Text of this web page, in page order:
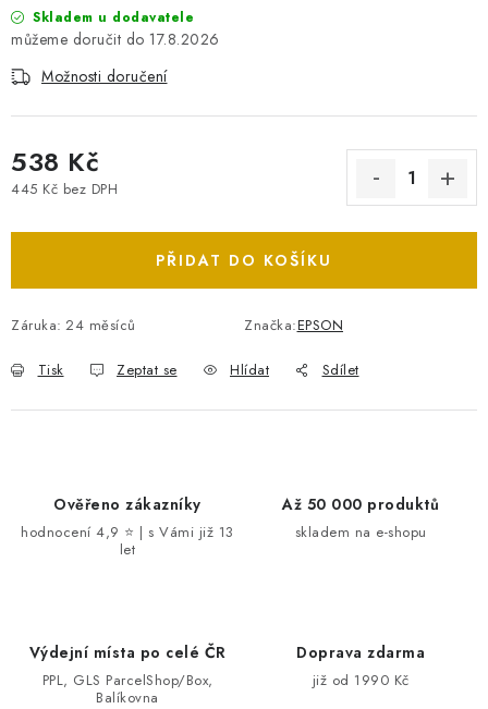
Skladem u dodavatele
17.8.2026
Možnosti doručení
538 Kč
445 Kč bez DPH
PŘIDAT DO KOŠÍKU
Záruka: 24 měsíců Značka:EPSON
Tisk Zeptat se Hlídat Sdílet
Ověřeno zákazníky
hodnocení 4,9 ⭐ | s Vámi již 13
let
Až 50 000 produktů
skladem na e-shopu
Výdejní místa po celé ČR
PPL, GLS ParcelShop/Box,
Balíkovna
Doprava zdarma
již od 1990 Kč